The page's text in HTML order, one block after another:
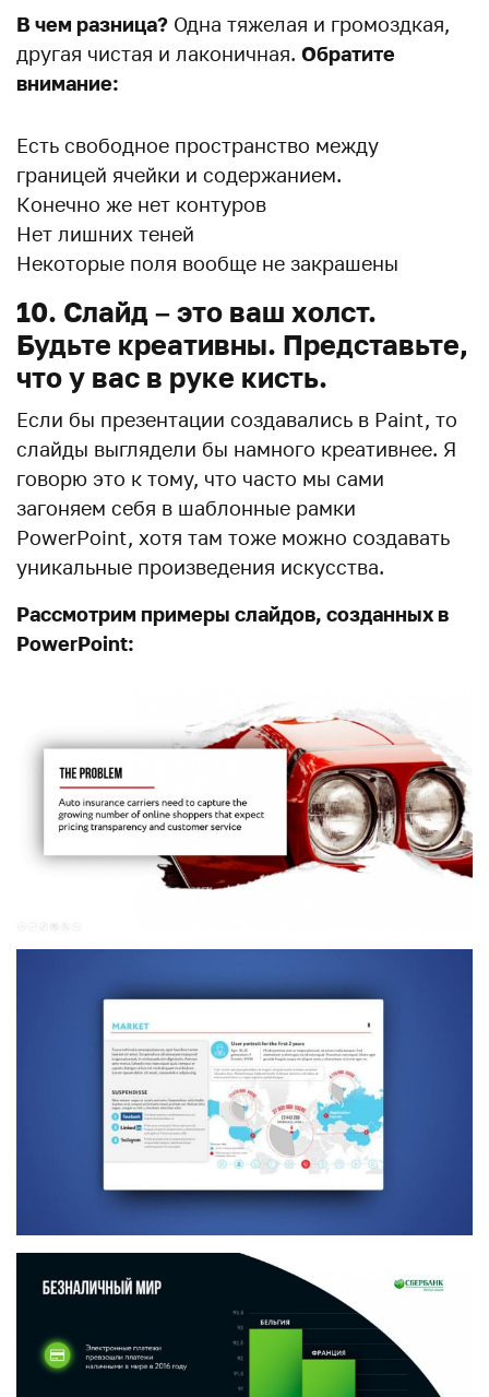
В чем разница? Одна тяжелая и громоздкая,
другая чистая и лаконичная. Обратите
внимание:
Есть свободное пространство между
границей ячейки и содержанием.
Конечно же нет контуров
Нет лишних теней
Некоторые поля вообще не закрашены
10. Слайд – это ваш холст.
Будьте креативны. Представьте,
что у вас в руке кисть.
Если бы презентации создавались в Paint, то
слайды выглядели бы намного креативнее. Я
говорю это к тому, что часто мы сами
загоняем себя в шаблонные рамки
PowerPoint, хотя там тоже можно создавать
уникальные произведения искусства.
Рассмотрим примеры слайдов, созданных в
PowerPoint: